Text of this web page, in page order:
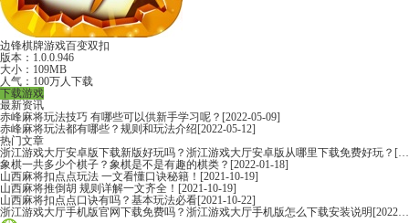
边锋棋牌游戏百变双扣
版本：1.0.0.946
大小：109MB
人气：100万人下载
下载游戏
最新资讯
赤峰麻将玩法技巧 有哪些可以供新手学习呢？ [2022-05-09]
赤峰麻将玩法都有哪些？规则和玩法介绍[2022-05-12]
热门文章
浙江游戏大厅安卓版下载新版好玩吗？浙江游戏大厅安卓版从哪里下载免费好玩？ [2022-06-16]
象棋一共多少个棋子？象棋是不是有趣的棋类？ [2022-01-18]
山西麻将扣点点玩法 一文看懂口诀秘籍！ [2021-10-19]
山西麻将推倒胡 规则详解一文齐全！ [2021-10-19]
山西麻将扣点点口诀有吗？基本玩法必看[2021-10-22]
浙江游戏大厅手机版官网下载免费吗？浙江游戏大厅手机版怎么下载安装说明 [2022-06-16]